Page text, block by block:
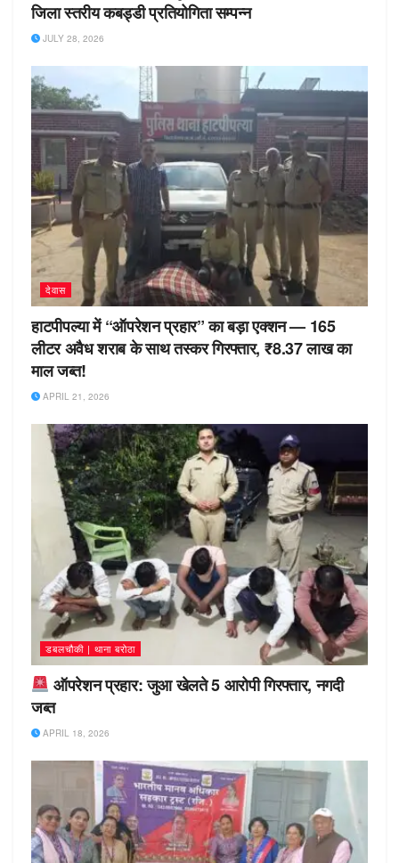
जिला स्तरीय कबड्डी प्रतियोगिता सम्पन्न
JULY 28, 2026
देवास
हाटपीपल्या में “ऑपरेशन प्रहार” का बड़ा एक्शन — 165
लीटर अवैध शराब के साथ तस्कर गिरफ्तार, ₹8.37 लाख का
माल जब्त!
APRIL 21, 2026
डबलचौकी | थाना बरोठा
ऑपरेशन प्रहार: जुआ खेलते 5 आरोपी गिरफ्तार, नगदी
जब्त
APRIL 18, 2026